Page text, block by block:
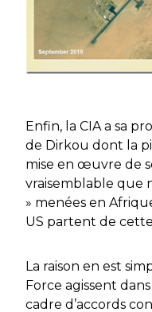
Enfin, la CIA a sa
de Dirkou dont la
mise en œuvre de
vraisemblable que
» menées en
US partent de
La raison en est
Force agissent
cadre d’accords